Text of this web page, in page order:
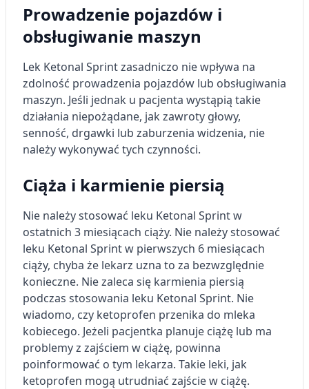
Prowadzenie pojazdów i
obsługiwanie maszyn
Lek Ketonal Sprint zasadniczo nie wpływa na
zdolność prowadzenia pojazdów lub obsługiwania
maszyn. Jeśli jednak u pacjenta wystąpią takie
działania niepożądane, jak zawroty głowy,
senność, drgawki lub zaburzenia widzenia, nie
należy wykonywać tych czynności.
Ciąża i karmienie piersią
Nie należy stosować leku Ketonal Sprint w
ostatnich 3 miesiącach ciąży. Nie należy stosować
leku Ketonal Sprint w pierwszych 6 miesiącach
ciąży, chyba że lekarz uzna to za bezwzględnie
konieczne. Nie zaleca się karmienia piersią
podczas stosowania leku Ketonal Sprint. Nie
wiadomo, czy ketoprofen przenika do mleka
kobiecego. Jeżeli pacjentka planuje ciążę lub ma
problemy z zajściem w ciążę, powinna
poinformować o tym lekarza. Takie leki, jak
ketoprofen mogą utrudniać zajście w ciążę.